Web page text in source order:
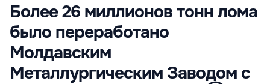
Более 26 миллионов тонн лома
было переработано
Молдавским
Металлургическим Заводом с